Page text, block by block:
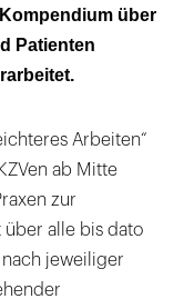
über
Patienten
Arbeiten“
ab Mitte
zur
über alle bis dato
jeweiliger